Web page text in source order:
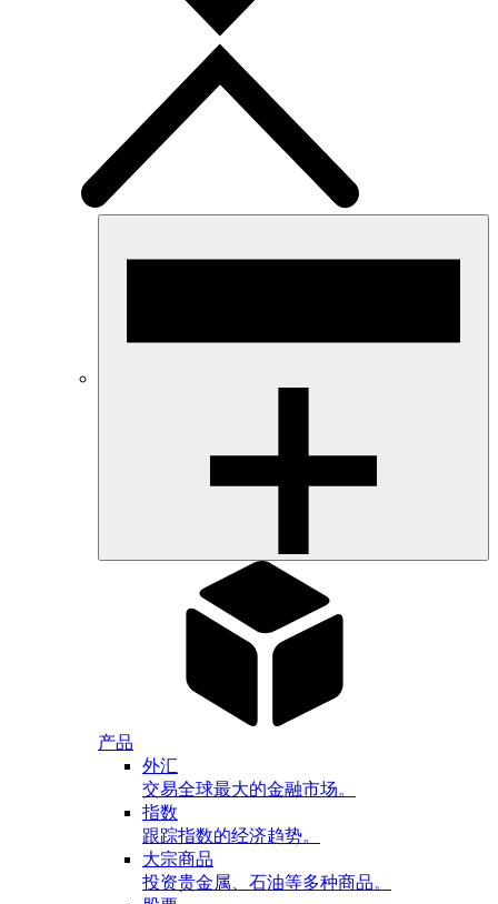
产品
外汇
交易全球最大的金融市场。
指数
跟踪指数的经济趋势。
大宗商品
投资贵金属、石油等多种商品。